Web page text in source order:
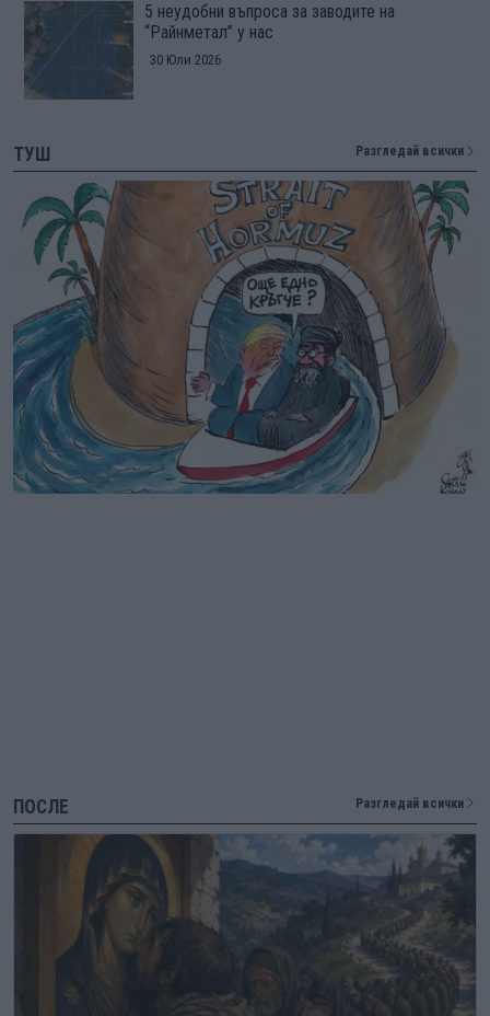
5 неудобни въпроса за заводите на
“Райнметал” у нас
30 Юли 2026
ТУШ Разгледай всички
ПОСЛЕ Разгледай всички